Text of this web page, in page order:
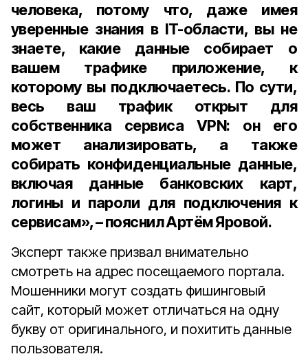
человека, потому что, даже имея
уверенные знания в IT-области, вы не
знаете, какие данные собирает о
вашем трафике приложение, к
которому вы подключаетесь. По сути,
весь ваш трафик открыт для
собственника сервиса VPN: он его
может анализировать, а также
собирать конфиденциальные данные,
включая данные банковских карт,
логины и пароли для подключения к
сервисам», – пояснил Артём Яровой.
Эксперт также призвал внимательно
смотреть на адрес посещаемого портала.
Мошенники могут создать фишинговый
сайт, который может отличаться на одну
букву от оригинального, и похитить данные
пользователя.